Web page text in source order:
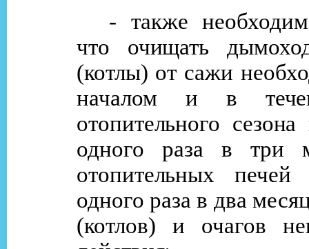
- также
что очищать
(котлы) от сажи
началом и в
отопительного
одного раза в три
отопительных
одного раза в два
(котлов) и очагов